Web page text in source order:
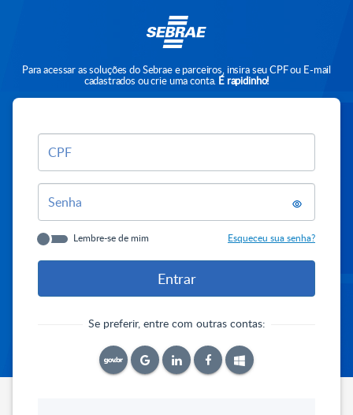
Para acessar as soluções do Sebrae e parceiros, insira seu CPF ou E-mail
cadastrados ou crie uma conta. É rapidinho!
CPF
Senha
Lembre-se de mim Esqueceu sua senha?
Se preferir, entre com outras contas: